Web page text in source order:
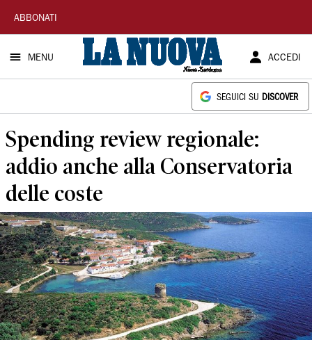
La
Nuova
Sardegna
ABBONATI
MENU ACCEDI
SEGUICI SU DISCOVER
Spending review regionale:
addio anche alla Conservatoria
delle coste